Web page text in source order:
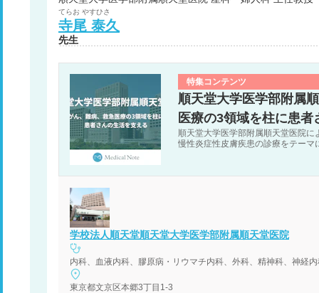
てらお やすひさ
寺尾 泰久
先生
特集コンテンツ
順天堂大学医学部附属
医療の3領域を柱に患
順天堂大学医学部附属順天堂医院
慢性炎症性皮膚疾患の診療をテーマ
学校法人順天堂順天堂大学医学部附属順天堂医院
内科、血液内科、膠原病・リウマチ内科、外科、精神科、神経
東京都文京区本郷3丁目1-3